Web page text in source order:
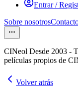
Entrar /
Sobre nosotros
CINeol Desde 2003 -
películas propios de
Volver atrás